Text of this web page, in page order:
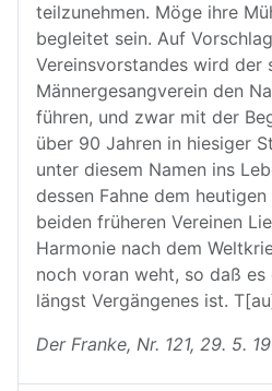
teilzunehmen. Möge ihre
begleitet sein. Auf
Vereinsvorstandes wird der
Männergesangverein den
führen, und zwar mit der
über 90 Jahren in hiesiger
unter diesem Namen ins
dessen Fahne dem
beiden früheren Vereinen
Harmonie nach dem
noch voran weht, so daß
längst Vergängenes ist.
Der Franke, Nr. 121, 29. 5.